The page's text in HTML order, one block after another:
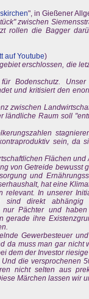
", in Gießener
zwischen
rollen die Bagger
auf Youtube)
erschlossen, die
Bodenschutz.
und kritisiert den
zwischen
ländliche Raum soll
sein, da
Flächen und
von Getreide bewusst
und
hat eine
relevant. In unserer
sind direkt
nur Pächter und
gerade ihre
Gewerbesteuer
da muss man gar nicht
dem der Investor
die versprochenen
nicht selten aus
Märchen lassen wir